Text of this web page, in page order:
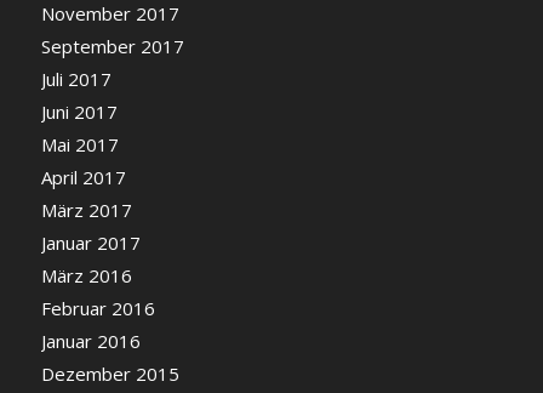
November 2017
September 2017
Juli 2017
Juni 2017
Mai 2017
April 2017
März 2017
Januar 2017
März 2016
Februar 2016
Januar 2016
Dezember 2015